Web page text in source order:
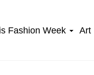
Fashion Week Art